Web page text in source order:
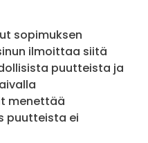
sopimuksen
ilmoittaa siitä
puutteista ja
menettää
puutteista ei